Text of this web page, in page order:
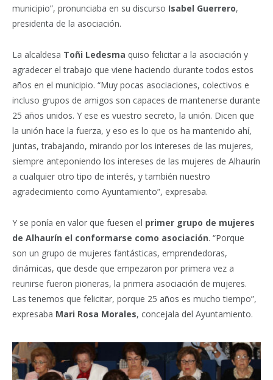
municipio”, pronunciaba en su discurso Isabel Guerrero,
presidenta de la asociación.
La alcaldesa Toñi Ledesma quiso felicitar a la asociación y
agradecer el trabajo que viene haciendo durante todos estos
años en el municipio. “Muy pocas asociaciones, colectivos e
incluso grupos de amigos son capaces de mantenerse durante
25 años unidos. Y ese es vuestro secreto, la unión. Dicen que
la unión hace la fuerza, y eso es lo que os ha mantenido ahí,
juntas, trabajando, mirando por los intereses de las mujeres,
siempre anteponiendo los intereses de las mujeres de Alhaurín
a cualquier otro tipo de interés, y también nuestro
agradecimiento como Ayuntamiento”, expresaba.
Y se ponía en valor que fuesen el primer grupo de mujeres
de Alhaurín el conformarse como asociación. “Porque
son un grupo de mujeres fantásticas, emprendedoras,
dinámicas, que desde que empezaron por primera vez a
reunirse fueron pioneras, la primera asociación de mujeres.
Las tenemos que felicitar, porque 25 años es mucho tiempo”,
expresaba Mari Rosa Morales, concejala del Ayuntamiento.